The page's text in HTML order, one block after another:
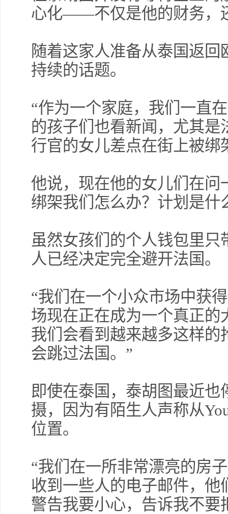
心化——不仅是他的财务，
随着这家人准备从泰国返
持续的话题。
“作为一个家庭，我们一直
的孩子们也看新闻，尤其
行官的女儿差点在街上被绑
他说，现在他的女儿们在
绑架我们怎么办？计划是什
虽然女孩们的个人钱包里
人已经决定完全避开法国。
“我们在一个小众市场中获
场现在正在成为一个真正的
我们会看到越来越多这样
会跳过法国。”
即使在泰国，泰胡图最近
摄，因为有陌生人声称从
位置。
“我们在一所非常漂亮的房
收到一些人的电子邮件，
警告我要小心，告诉我不要